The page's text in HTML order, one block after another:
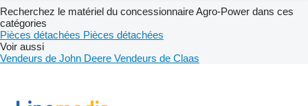
Recherchez le matériel du concessionnaire Agro-Power dans ces
catégories
Pièces détachées Pièces détachées
Voir aussi
Vendeurs de John Deere Vendeurs de Claas